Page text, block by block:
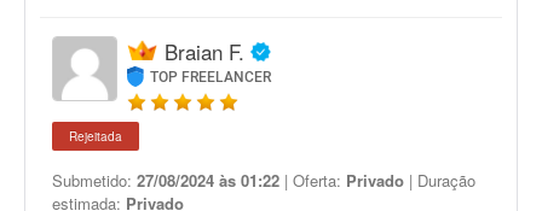
Braian F.
TOP FREELANCER
Rejeitada
Submetido: 27/08/2024 às 01:22 | Oferta: Privado | Duração
estimada: Privado